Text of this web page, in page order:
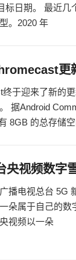
标日期。 最近
。2020 年
更
于迎来了新的
据Android
8GB 的总存储空
央视频数字
播电视总台 5G
朵属于自己的
视频以一朵